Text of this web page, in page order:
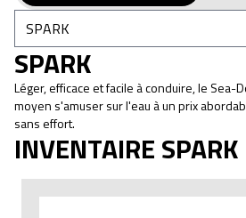
SPARK
Léger, efficace et facile à conduire, le Sea-
moyen s'amuser sur l'eau à un prix
sans effort.
INVENTAIRE SPARK